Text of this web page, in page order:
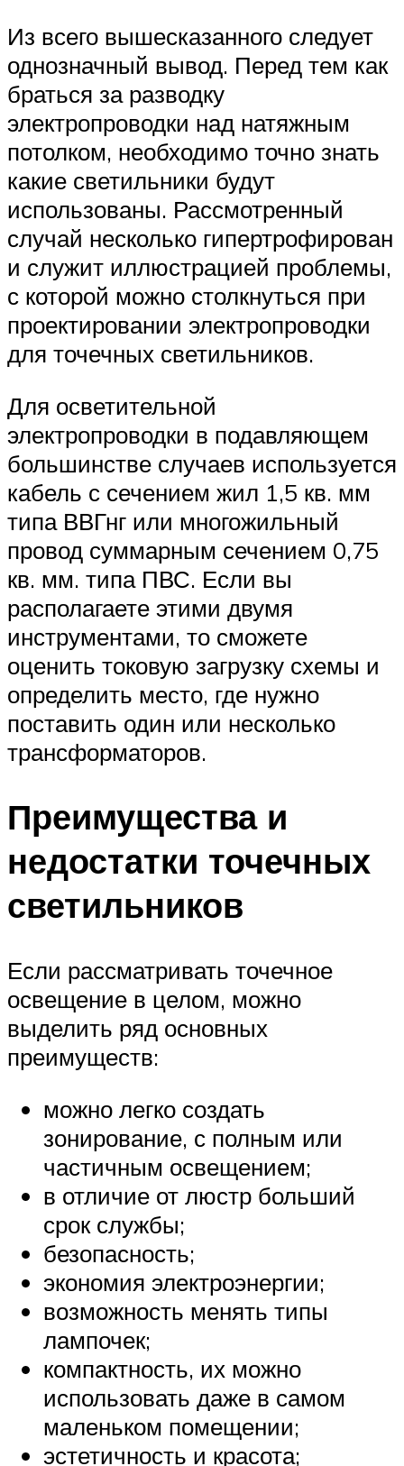
Из всего вышесказанного следует
однозначный вывод. Перед тем как
браться за разводку
электропроводки над натяжным
потолком, необходимо точно знать
какие светильники будут
использованы. Рассмотренный
случай несколько гипертрофирован
и служит иллюстрацией проблемы,
с которой можно столкнуться при
проектировании электропроводки
для точечных светильников.
Для осветительной
электропроводки в подавляющем
большинстве случаев используется
кабель с сечением жил 1,5 кв. мм
типа ВВГнг или многожильный
провод суммарным сечением 0,75
кв. мм. типа ПВС. Если вы
располагаете этими двумя
инструментами, то сможете
оценить токовую загрузку схемы и
определить место, где нужно
поставить один или несколько
трансформаторов.
Преимущества и
недостатки точечных
светильников
Если рассматривать точечное
освещение в целом, можно
выделить ряд основных
преимуществ:
можно легко создать
зонирование, с полным или
частичным освещением;
в отличие от люстр больший
срок службы;
безопасность;
экономия электроэнергии;
возможность менять типы
лампочек;
компактность, их можно
использовать даже в самом
маленьком помещении;
эстетичность и красота;